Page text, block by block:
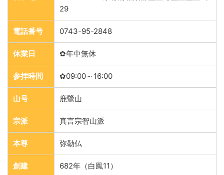
29
電話番号 0743-95-2848
休業日 ✿年中無休
参拝時間 ✿09:00～16:00
山号 鹿鷺山
宗派 真言宗智山派
本尊 弥勒仏
創建 682年（白鳳11）